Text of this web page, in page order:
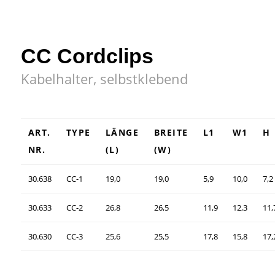
CC Cordclips
Kabelhalter, selbstklebend
ART.
NR.
TYPE
LÄNGE
(L)
BREITE
(W)
L1 W1 H
30.638 CC-1 19,0 19,0 5,9 10,0 7,2
30.633 CC-2 26,8 26,5 11,9 12,3
30.630 CC-3 25,6 25,5 17,8 15,8